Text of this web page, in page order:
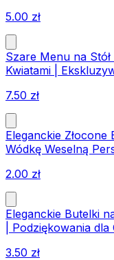
5.00 zł
Szare Menu na
Kwiatami |
7.50 zł
Eleganckie
Wódkę Weselną
2.00 zł
Eleganckie Butelki
| Podziękowania
3.50 zł